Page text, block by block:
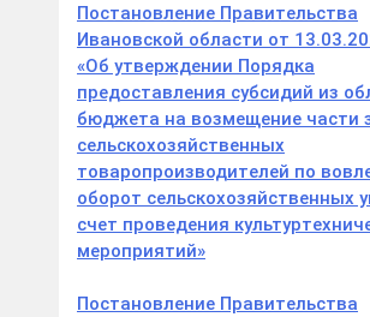
Постановление Правительства
Ивановской области от
«Об утверждении Порядка
предоставления субсидий из
бюджета на возмещение части
сельскохозяйственных
товаропроизводителей по
оборот сельскохозяйственных
счет проведения
мероприятий»
Постановление Правительства